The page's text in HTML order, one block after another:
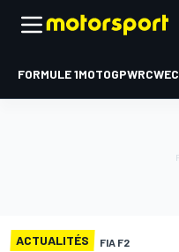
FORMULE 1MOTOGPWRCWEC
ACTUALITÉS FIA F2